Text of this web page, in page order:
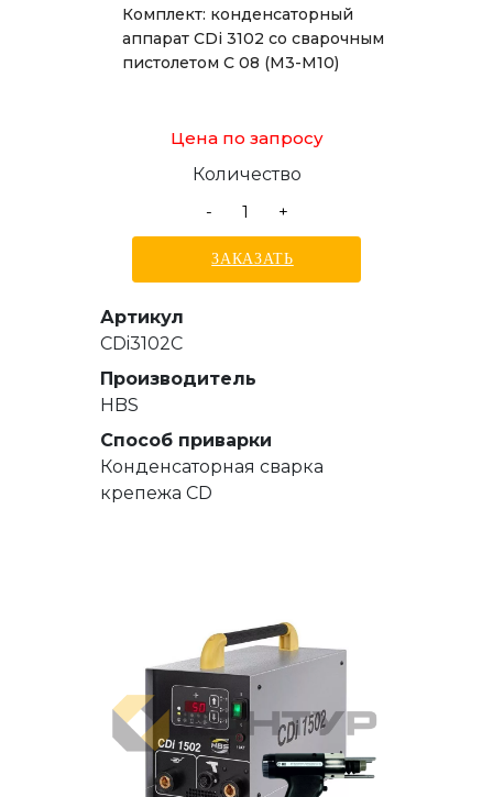
Комплект: конденсаторный
аппарат CDi 3102 со сварочным
пистолетом C 08 (М3-М10)
Цена по запросу
Количество
-
+
ЗАКАЗАТЬ
Артикул
CDi3102C
Производитель
HBS
Способ приварки
Конденсаторная сварка
крепежа CD